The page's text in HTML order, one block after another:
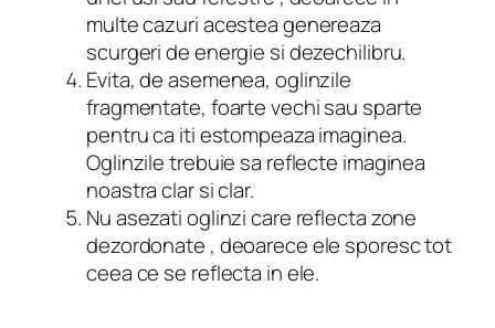
multe cazuri acestea genereaza
scurgeri de energie si dezechilibru.
Evita, de asemenea, oglinzile
fragmentate, foarte vechi sau sparte
pentru ca iti estompeaza imaginea.
Oglinzile trebuie sa reflecte imaginea
noastra clar si clar.
Nu asezati oglinzi care reflecta zone
dezordonate , deoarece ele sporesc tot
ceea ce se reflecta in ele.